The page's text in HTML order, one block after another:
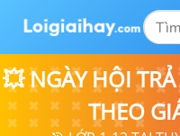
💥 NGÀY HỘI
THEO